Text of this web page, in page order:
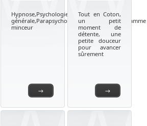
→
Hypnose,Psychologie
générale,Parapsychologie,Reiki,EMDR,Programme
minceur
→
Tout en Coton,
un petit
moment de
détente, une
petite douceur
pour avancer
sûrement